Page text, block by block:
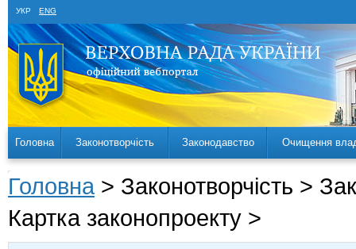
УКР ENG
Головна Законотворчість Законодавство Очищення
Головна > Законотворчість >
Картка законопроекту >